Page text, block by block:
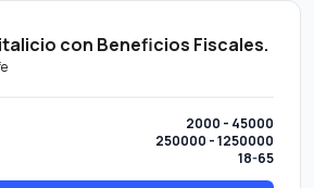
con Beneficios Fiscales.
2000 - 45000
250000 - 1250000
18-65